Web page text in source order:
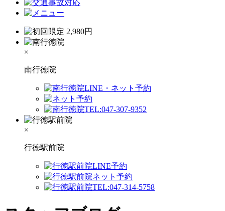
×
南行徳院
×
行徳駅前院